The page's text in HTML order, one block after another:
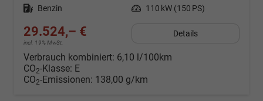
Kraftstoff Benzin Leistung 110 kW (150 PS)
29.524,– €
incl. 19% MwSt.
Details
Verbrauch kombiniert: 6,10 l/100km
CO2-Klasse: E
CO2-Emissionen: 138,00 g/km